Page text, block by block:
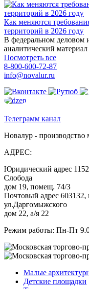
Как меняются
территорий в 2026 году
В федеральном деловом
аналитический
Посмотреть все
8-800-600-72-87
info@novalur.ru
Телеграмм канал
Новалур -
АДРЕС:
Юридический адрес
Слобода
дом 19, помещ. 74/3
Почтовый адрес
ул.Даргомыжского
дом 22, а/я 22
Режим работы: Пн-Пт
Малые
Детские площадки